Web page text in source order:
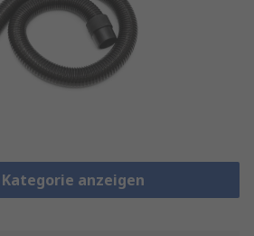
Kategorie anzeigen